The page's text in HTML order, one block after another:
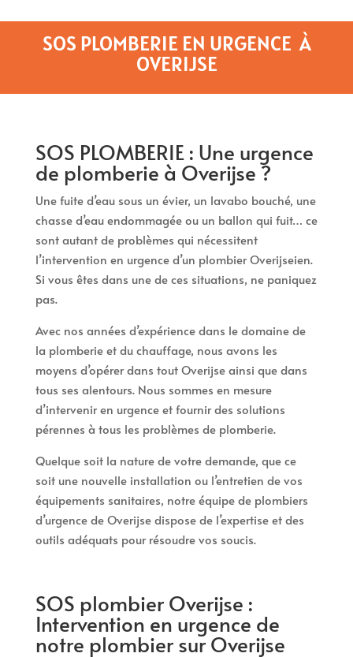
SOS PLOMBERIE EN URGENCE À
OVERIJSE
SOS PLOMBERIE : Une urgence
de plomberie à Overijse ?
Une fuite d’eau sous un évier, un lavabo bouché, une
chasse d’eau endommagée ou un ballon qui fuit… ce
sont autant de problèmes qui nécessitent
l’intervention en urgence d’un plombier Overijseien.
Si vous êtes dans une de ces situations, ne paniquez
pas.
Avec nos années d’expérience dans le domaine de
la plomberie et du chauffage, nous avons les
moyens d’opérer dans tout Overijse ainsi que dans
tous ses alentours. Nous sommes en mesure
d’intervenir en urgence et fournir des solutions
pérennes à tous les problèmes de plomberie.
Quelque soit la nature de votre demande, que ce
soit une nouvelle installation ou l’entretien de vos
équipements sanitaires, notre équipe de plombiers
d’urgence de Overijse dispose de l’expertise et des
outils adéquats pour résoudre vos soucis.
SOS plombier Overijse :
Intervention en urgence de
notre plombier sur Overijse